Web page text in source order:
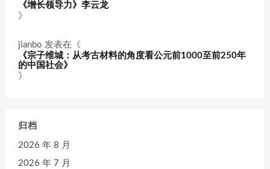
《增长领导力》李云龙
》
jianbo 发表在《
《宗子维城：从考古材料的角度看公元前1000至前250年
的中国社会》
》
归档
2026 年 8 月
2026 年 7 月